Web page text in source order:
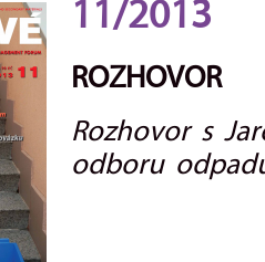
11/2013
ROZHOVOR
Rozhovor s
odboru